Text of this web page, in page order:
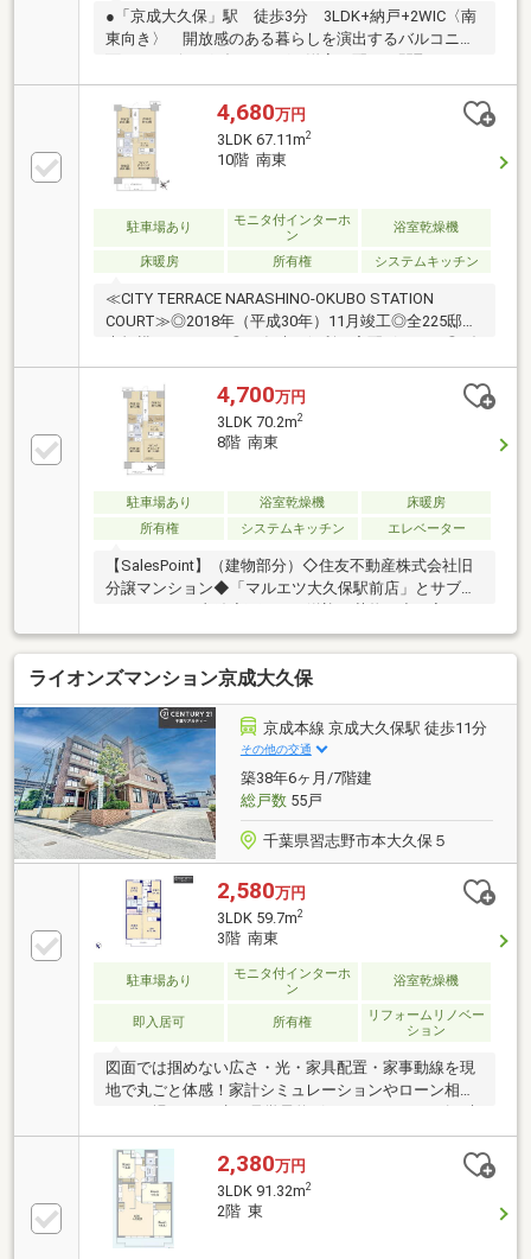
●「京成大久保」駅 徒歩3分 3LDK+納戸+2WIC〈南
東向き〉 開放感のある暮らしを演出するバルコニー
面に リビングダイニングと洋室を配した間取り●ス
ーパーからサブエントランスまでカート利用可 マル
エツ大久保駅前店と約30mの近さ 日常のお買い物が
便利になるだけではなくカートを サブエントランス
まで利用可能●住まいの柔軟性を高める可動式間仕切
り LDと隣接する洋室の間は戸を開け放つことで 一
体化したワイドな空間をつくり出せますお気軽に担当
までお問い合わせください。
4,680万円
3LDK 67.11m2
10階 南東
駐車場あり
モニタ付インターホ
ン
浴室乾燥機
床暖房 所有権 システムキッチン
≪CITY TERRACE NARASHINO-OKUBO STATION
COURT≫◎2018年（平成30年）11月竣工◎全225邸の
大規模レジデンス◎不在時に便利な宅配ボックス◎ダ
ブルオートロックシステム、防犯カメラ、防犯サムタ
ーン等のセキュリティ対策◎南東向き10階部分につき
日当り・通風・眺望良好◎ペット飼育可（規約による
制限有）◎1418サイズのゆとりあるユニットバス（オ
ートバスシステム有）◎雨の日も安心なTES温水式浴
室暖房乾燥機◎LD部分にはTES温水式床暖房◎断熱性
を高める複層ガラス採用◎家具配置のしやすいアウト
フレーム工法（LD・洋室③部分）◎環境への負荷を
4,700万円
3LDK 70.2m2
8階 南東
駐車場あり 浴室乾燥機
床暖房
所有権
システムキッチン エレベーター
【SalesPoint】（建物部分）◇住友不動産株式会社旧
分譲マンション◆「マルエツ大久保駅前店」とサブエ
ントランスが直結◇雨の日の送迎や荷物の出し入れに
便利な車寄せ付きエントランス◆大切なペットと一緒
に暮らせます ※規約による制限有り◇不審者の侵入
対策を強化したダブルオートロックシステムを採用
【SalesPoint】（お部屋部分）◇地上15階建て8階部分
◇南東向きにつき日当り・通風良好◆TES温水式の床
暖房（LD部分）・浴室暖房乾燥機◇会話をしながら料
理が楽しめるカウンターキッチン◆1418タイプのゆっ
たりとした浴室
ライオンズマンション京成大久保
京成本線 京成大久保駅 徒歩11分
その他の交通
築38年6ヶ月/7階建
総戸数55戸
千葉県習志野市本大久保５
2,580万円
3LDK 59.7m2
3階 南東
駐車場あり
モニタ付インターホ
ン
浴室乾燥機
即入居可 所有権
リフォームリノベー
ション
図面では掴めない広さ・光・家具配置・家事動線を現
地で丸ごと体感！家計シミュレーションやローン相談
もその場でOK。赤い見学予約ボタンよりスムーズに来
場予約～♪◆＊◇ 物件のおすすめポイント ◇＊◆◇京
成本線「京成大久保」駅 徒歩11分◆「大久保東小学
校」「第二中学校」徒歩約10分圏内◎頭金0円全額ロ
ーン可能です！ ※詳しくは担当者までお尋ねくださ
い。◆千葉の家探し！いい物件を賢く探すコツ。いい
物件を賢く探すポイント。幸せなお住まいとの出会い
2,380万円
3LDK 91.32m2
2階 東